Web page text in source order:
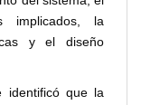
implicados, la
y el diseño
identificó que la